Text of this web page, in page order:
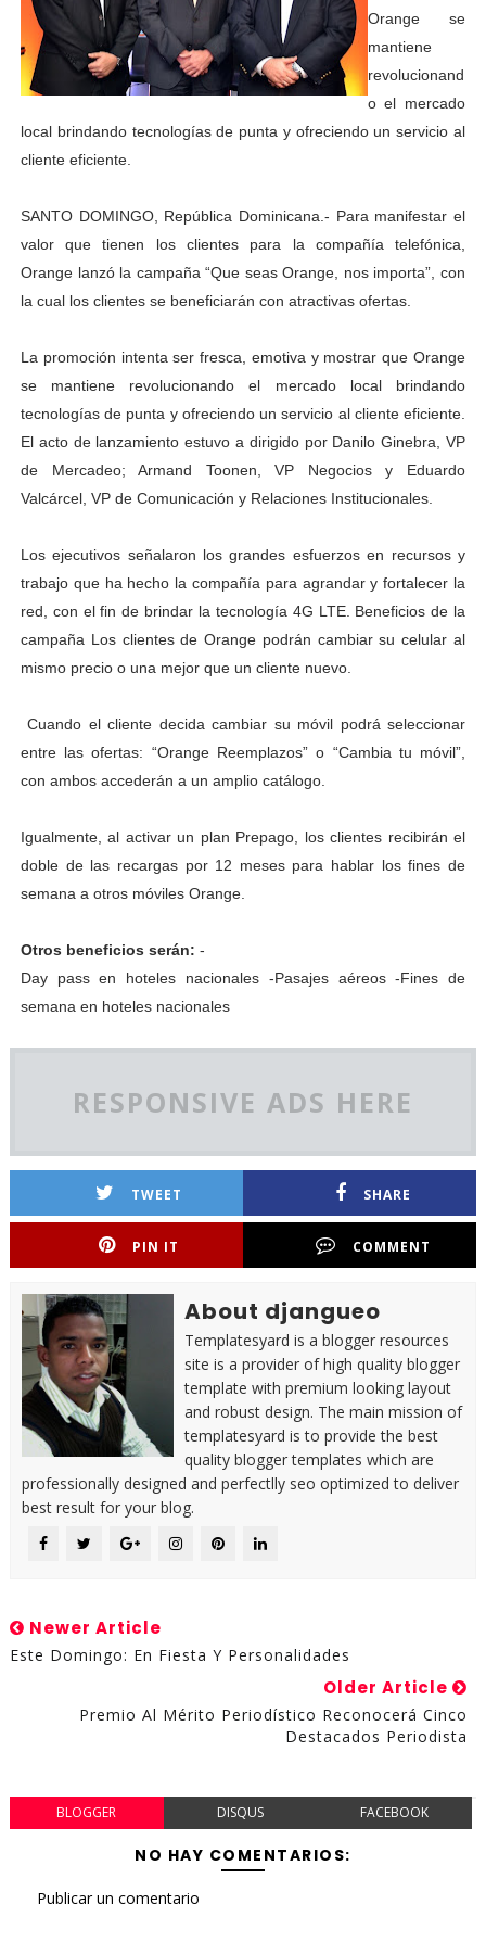
Orange se
mantiene
revolucionand
o el mercado
local brindando tecnologías de punta y ofreciendo un servicio al
cliente eficiente.
SANTO DOMINGO, República Dominicana.- Para manifestar el
valor que tienen los clientes para la compañía telefónica,
Orange lanzó la campaña “Que seas Orange, nos importa”, con
la cual los clientes se beneficiarán con atractivas ofertas.
La promoción intenta ser fresca, emotiva y mostrar que Orange
se mantiene revolucionando el mercado local brindando
tecnologías de punta y ofreciendo un servicio al cliente eficiente.
El acto de lanzamiento estuvo a dirigido por Danilo Ginebra, VP
de Mercadeo; Armand Toonen, VP Negocios y Eduardo
Valcárcel, VP de Comunicación y Relaciones Institucionales.
Los ejecutivos señalaron los grandes esfuerzos en recursos y
trabajo que ha hecho la compañía para agrandar y fortalecer la
red, con el fin de brindar la tecnología 4G LTE. Beneficios de la
campaña Los clientes de Orange podrán cambiar su celular al
mismo precio o una mejor que un cliente nuevo.
Cuando el cliente decida cambiar su móvil podrá seleccionar
entre las ofertas: “Orange Reemplazos” o “Cambia tu móvil”,
con ambos accederán a un amplio catálogo.
Igualmente, al activar un plan Prepago, los clientes recibirán el
doble de las recargas por 12 meses para hablar los fines de
semana a otros móviles Orange.
Otros beneficios serán: -
Day pass en hoteles nacionales -Pasajes aéreos -Fines de
semana en hoteles nacionales
RESPONSIVE ADS HERE
TWEET SHARE
PIN IT COMMENT
About djangueo
Templatesyard is a blogger resources
site is a provider of high quality blogger
template with premium looking layout
and robust design. The main mission of
templatesyard is to provide the best
quality blogger templates which are
professionally designed and perfectlly seo optimized to deliver
best result for your blog.
Newer Article
Este Domingo: En Fiesta Y Personalidades
Older Article
Premio Al Mérito Periodístico Reconocerá Cinco
Destacados Periodista
BLOGGER DISQUS FACEBOOK
NO HAY COMENTARIOS:
Publicar un comentario